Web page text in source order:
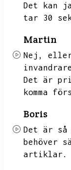
Det kan
tar 30
Martin
Nej,
Det är
komma
Boris
Det är så
behöver
artiklar.